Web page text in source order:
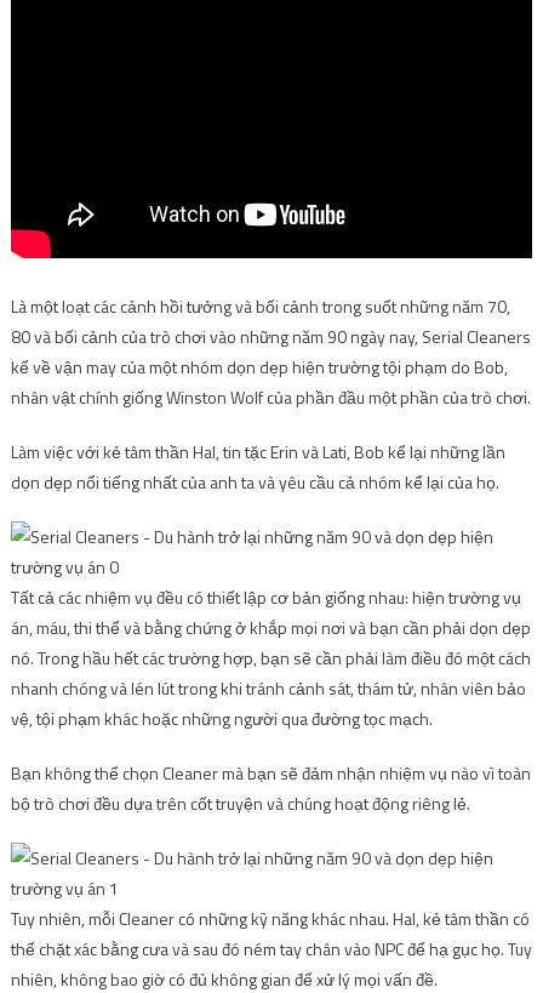
Là một loạt các cảnh hồi tưởng và bối cảnh trong suốt những năm 70,
80 và bối cảnh của trò chơi vào những năm 90 ngày nay, Serial Cleaners
kể về vận may của một nhóm dọn dẹp hiện trường tội phạm do Bob,
nhân vật chính giống Winston Wolf của phần đầu một phần của trò chơi.
Làm việc với kẻ tâm thần Hal, tin tặc Erin và Lati, Bob kể lại những lần
dọn dẹp nổi tiếng nhất của anh ta và yêu cầu cả nhóm kể lại của họ.
Tất cả các nhiệm vụ đều có thiết lập cơ bản giống nhau: hiện trường vụ
án, máu, thi thể và bằng chứng ở khắp mọi nơi và bạn cần phải dọn dẹp
nó. Trong hầu hết các trường hợp, bạn sẽ cần phải làm điều đó một cách
nhanh chóng và lén lút trong khi tránh cảnh sát, thám tử, nhân viên bảo
vệ, tội phạm khác hoặc những người qua đường tọc mạch.
Bạn không thể chọn Cleaner mà bạn sẽ đảm nhận nhiệm vụ nào vì toàn
bộ trò chơi đều dựa trên cốt truyện và chúng hoạt động riêng lẻ.
Tuy nhiên, mỗi Cleaner có những kỹ năng khác nhau. Hal, kẻ tâm thần có
thể chặt xác bằng cưa và sau đó ném tay chân vào NPC để hạ gục họ. Tuy
nhiên, không bao giờ có đủ không gian để xử lý mọi vấn đề.